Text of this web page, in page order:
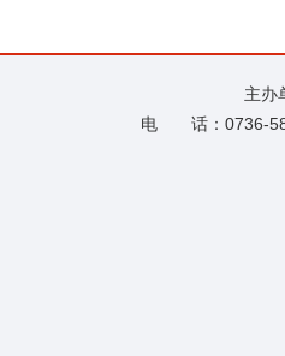
主
电 话：0736-